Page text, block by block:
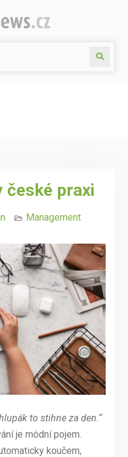
Search
české praxi
Management
to stihne za den.“
je módní pojem.
koučem,